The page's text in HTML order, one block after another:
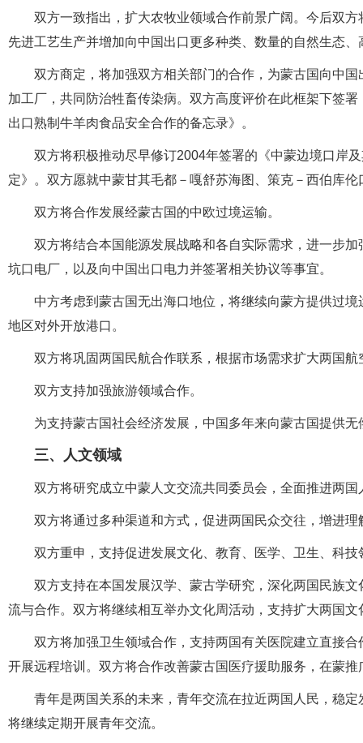
双方一致指出，扩大农牧业领域合作前景广阔。今后双
先进工艺生产并增加向中国出口更多种类、数量的自然生态、
双方商定，将加强双方相关部门的合作，为蒙古国向中
加工厂，共同防治牲畜传染病。双方高度评价在此框架下签
出口熟制牛羊肉食品安全合作的备忘录》。
双方将积极推动尽早修订2004年签署的《中蒙边境口岸
定》。双方愿就中蒙甘其毛都－嘎舒苏海图、策克－西伯库
双方将合作发展经蒙古国的中欧过境运输。
双方将结合本国能源发展战略和各自实际需求，进一步
坑口电厂，以及向中国出口电力并签署相关协议等事宜。
中方考虑到蒙古国无出海口地位，将继续向蒙方提供过
地区对外开放港口。
双方将巩固两国民航合作联系，根据市场需求扩大两国航
双方支持加强旅游领域合作。
为支持蒙古国社会经济发展，中国多年来向蒙古国提供
三、人文领域
双方将研究成立中蒙人文交流共同委员会，全面推进两
双方将通过多种渠道和方式，促进两国民众交往，增进理
双方重申，支持促进发展文化、教育、医学、卫生、科
双方支持在本国发展汉学、蒙古学研究，深化两国民族
流与合作。双方将继续相互举办文化周活动，支持扩大两国
双方将加强卫生领域合作，支持两国有关医院建立直接
开展远程培训。双方将合作改善蒙古国医疗援助服务，在蒙
青年是两国关系的未来，青年交流在拉近两国人民，稳
将继续定期开展青年交流。